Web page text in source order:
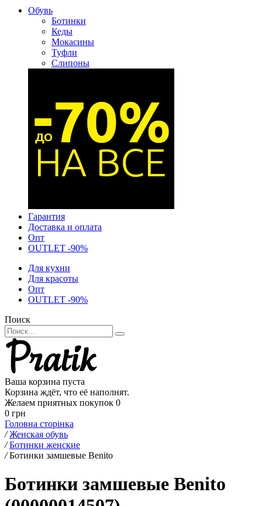
Обувь
Ботинки
Кеды
Мокасины
Туфли
Слипоны
Гарантия
Доставка и оплата
Опт
OUTLET -90%
Для кухни
Для красоты
Опт
OUTLET -90%
Поиск
Ваша корзина пуста
Корзина ждёт, что её наполнят.
Желаем приятных покупок 0
0 грн
Головна сторінка
/ Женская обувь
/ Ботинки женские
/ Ботинки замшевые Benito
Ботинки замшевые Benito